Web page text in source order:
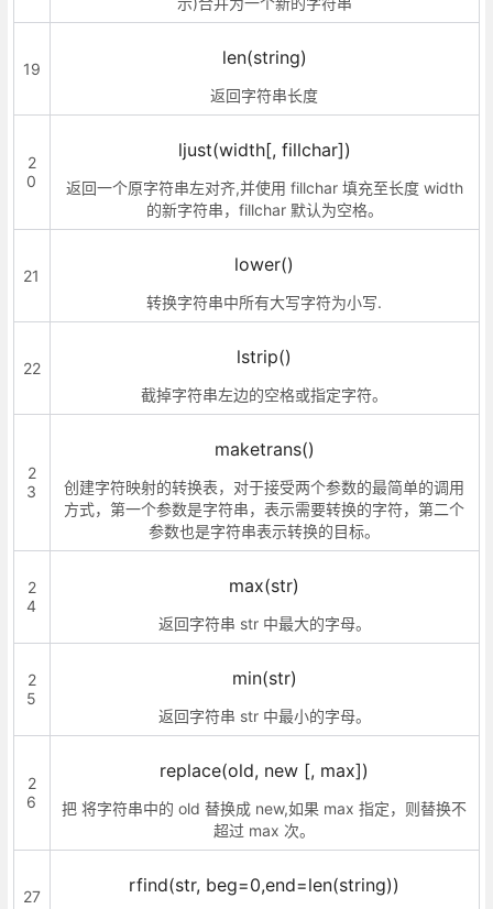
19
len(string)
返回字符串长度
2
0
ljust(width[, fillchar])
返回一个原字符串左对齐,并使用 fillchar 填充至长度 width
的新字符串，fillchar 默认为空格。
21
lower()
转换字符串中所有大写字符为小写.
22
lstrip()
截掉字符串左边的空格或指定字符。
2
3
maketrans()
创建字符映射的转换表，对于接受两个参数的最简单的调用
方式，第一个参数是字符串，表示需要转换的字符，第二个
参数也是字符串表示转换的目标。
2
4
max(str)
返回字符串 str 中最大的字母。
2
5
min(str)
返回字符串 str 中最小的字母。
2
6
replace(old, new [, max])
把 将字符串中的 old 替换成 new,如果 max 指定，则替换不
超过 max 次。
27
rfind(str, beg=0,end=len(string))